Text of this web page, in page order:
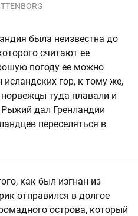
была неизвестна до
считают ее
погоду ее можно
гор, к тому же,
туда плавали и
дал Гренландии
переселяться в
как был изгнан из
отправился в долгое
острова, который